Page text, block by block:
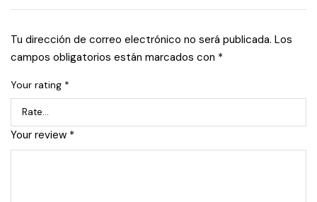
Tu dirección de correo electrónico no será publicada. Los
campos obligatorios están marcados con *
Your rating *
Your review *